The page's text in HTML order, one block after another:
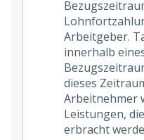
Arbeitgeber.
innerhalb
dieses
Arbeitnehmer
Leistungen,
erbracht